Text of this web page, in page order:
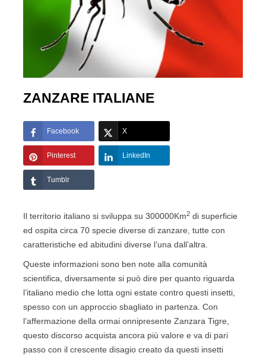
ZANZARE ITALIANE
Facebook X
Pinterest LinkedIn
Tumblr
Il territorio italiano si sviluppa su 300000Km2 di superficie
ed ospita circa 70 specie diverse di zanzare, tutte con
caratteristiche ed abitudini diverse l’una dall’altra.
Queste informazioni sono ben note alla comunità
scientifica, diversamente si può dire per quanto riguarda
l’italiano medio che lotta ogni estate contro questi insetti,
spesso con un approccio sbagliato in partenza. Con
l’affermazione della ormai onnipresente Zanzara Tigre,
questo discorso acquista ancora più valore e va di pari
passo con il crescente disagio creato da questi insetti